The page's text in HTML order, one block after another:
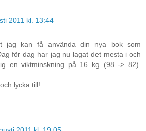
2011 kl. 13:44
jag kan få använda din nya bok som
för dag har jag nu lagat det mesta i och
en viktminskning på 16 kg (98 -> 82).
lycka till!